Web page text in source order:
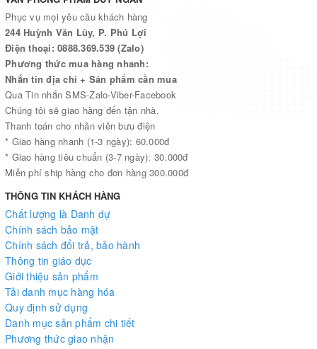
Phục vụ mọi yêu cầu khách hàng
244 Huỳnh Văn Lũy, P. Phú Lợi
Điện thoại: 0888.369.539 (Zalo)
Phương thức mua hàng nhanh:
Nhắn tin địa chỉ + Sản phẩm cần mua
Qua Tin nhắn SMS-Zalo-Viber-Facebook
Chúng tôi sẽ giao hàng đến tận nhà.
Thanh toán cho nhân viên bưu điện
* Giao hàng nhanh (1-3 ngày): 60.000đ
* Giao hàng tiêu chuẩn (3-7 ngày): 30.000đ
Miễn phí ship hàng cho đơn hàng 300.000đ
THÔNG TIN KHÁCH HÀNG
Chất lượng là Danh dự
Chính sách bảo mật
Chính sách đổi trả, bảo hành
Thông tin giáo dục
Giới thiệu sản phẩm
Tải danh mục hàng hóa
Quy định sử dụng
Danh mục sản phẩm chi tiết
Phương thức giao nhận